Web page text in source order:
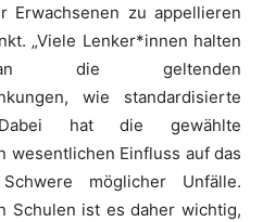
Erwachsenen zu appellieren
„Viele Lenker*innen halten
die geltenden
wie standardisierte
hat die gewählte
wesentlichen Einfluss auf das
möglicher Unfälle.
Schulen ist es daher wichtig,